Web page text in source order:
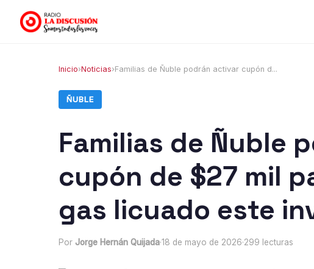
Inicio›Noticias›Familias de Ñuble podrán activar cupón d...
ÑUBLE
Familias de Ñuble
cupón de $27 mil
gas licuado este
Por Jorge Hernán Quijada·18 de mayo de 2026·299 lecturas